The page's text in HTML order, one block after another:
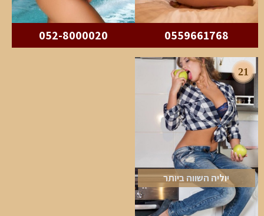
0559661768
052-8000020
21
יוליה השווה ביותר